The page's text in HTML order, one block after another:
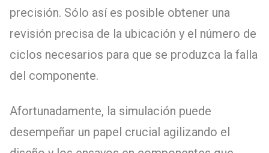
precisión. Sólo así es posible obtener una
revisión precisa de la ubicación y el número de
ciclos necesarios para que se produzca la falla
del componente.
Afortunadamente, la simulación puede
desempeñar un papel crucial agilizando el